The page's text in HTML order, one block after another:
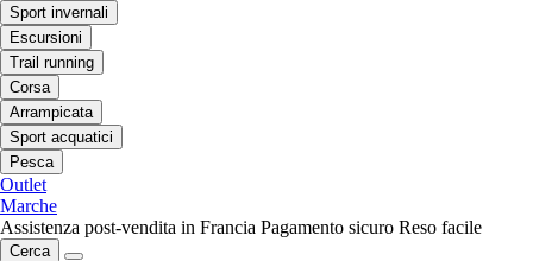
Sport invernali
Escursioni
Trail running
Corsa
Arrampicata
Sport acquatici
Pesca
Outlet
Marche
Assistenza post-vendita in Francia Pagamento sicuro Reso facile
Cerca